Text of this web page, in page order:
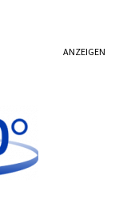
ANZEIGEN